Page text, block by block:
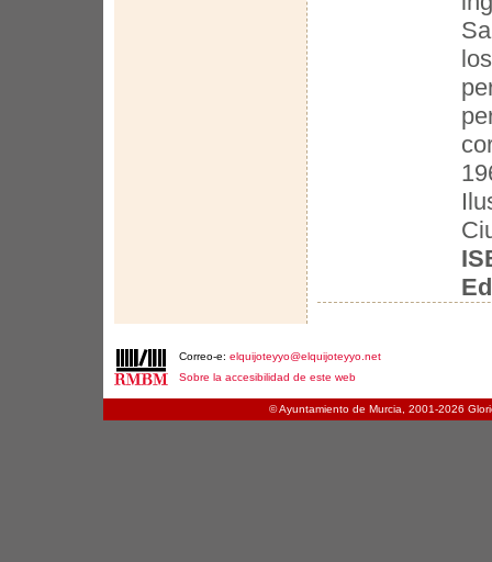
Correo-e: elquijoteyyo@elquijoteyyo.net
Sobre la accesibilidad de este web
© Ayuntamiento de Murcia, 2001-2026